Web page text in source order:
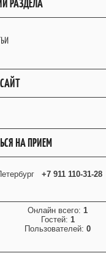
РАЗДЕЛА
НА ПРИЕМ
+7 911 110-31-28
Онлайн всего: 1
Гостей: 1
Пользователей: 0